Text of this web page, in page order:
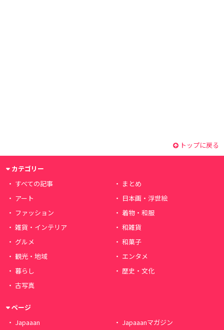
トップに戻る
カテゴリー
すべての記事
まとめ
アート
日本画・浮世絵
ファッション
着物・和服
雑貨・インテリア
和雑貨
グルメ
和菓子
観光・地域
エンタメ
暮らし
歴史・文化
古写真
ページ
Japaaan
Japaaanマガジン